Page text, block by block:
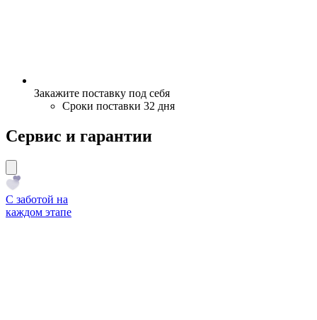
Закажите поставку под себя
Сроки поставки 32 дня
Сервис и гарантии
С заботой на
каждом этапе